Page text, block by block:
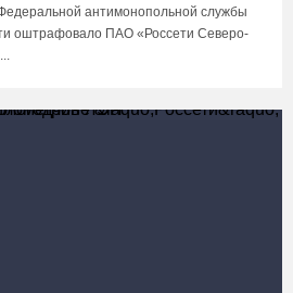
антимонопольной службы
оштрафовало ПАО «Россети Северо-